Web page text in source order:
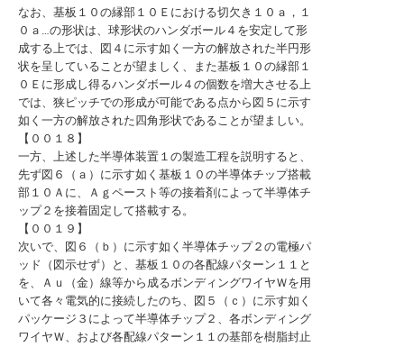
なお、基板１０の縁部１０Ｅにおける切欠き１０ａ，１
０ａ…の形状は、球形状のハンダボール４を安定して形
成する上では、図４に示す如く一方の解放された半円形
状を呈していることが望ましく、また基板１０の縁部１
０Ｅに形成し得るハンダボール４の個数を増大させる上
では、狭ピッチでの形成が可能である点から図５に示す
如く一方の解放された四角形状であることが望ましい。
【００１８】
一方、上述した半導体装置１の製造工程を説明すると、
先ず図６（ａ）に示す如く基板１０の半導体チップ搭載
部１０Ａに、Ａｇペースト等の接着剤によって半導体チ
ップ２を接着固定して搭載する。
【００１９】
次いで、図６（ｂ）に示す如く半導体チップ２の電極パ
ッド（図示せず）と、基板１０の各配線パターン１１と
を、Ａｕ（金）線等から成るボンディングワイヤＷを用
いて各々電気的に接続したのち、図５（ｃ）に示す如く
パッケージ３によって半導体チップ２、各ボンディング
ワイヤＷ、および各配線パターン１１の基部を樹脂封止